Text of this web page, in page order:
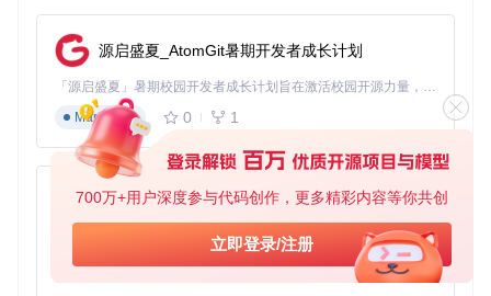
700万+用户深度参与代码创作，更多精彩内容等你共创
立即登录/注册
这种多引擎架构使软件能根据不同壁纸类型自动选择最适合的
渲染方案，在保证效果的同时最大化性能效率。
图3：Lively Wallpaper支持的多种壁纸类型展示，包括视频、
3D模型、交互式网页等
性能优化机制
动态壁纸最受关注的问题是资源占用。Lively Wallpaper通过
源启盛夏_AtomGit暑期开发者成长计划
「源启盛夏」暑期校园开发者成长计划旨在激活校园开源力量，通过积分激励、认证扶持、资源倾斜等形式，引导高校组织和开发者完成「入驻 — 建项目 — 做贡献 — 获认证 — 得资源」的完整闭环。无论你是想带领社团入驻平台的组织者，还是希望用代码贡献证明自己的开发者，都能在这里找到属于你的成长路径。
Markdown
0 1
py-xiaozhi
基于Python的Xiaozhi AI，适用于想要完整Xiaozhi体验而无需拥有专用硬件的用户。
Python
0 1